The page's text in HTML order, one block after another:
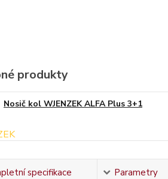
produkty
Nosič kol WJENZEK ALFA Plus 3+1
specifikace Parametry